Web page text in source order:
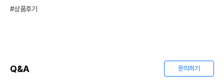
#상품후기
Q&A 문의하기